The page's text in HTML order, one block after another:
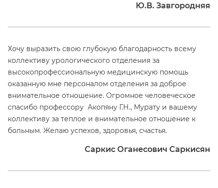
Ю.В. Завгородняя
Хочу выразить свою глубокую благодарность всему
коллективу урологического отделения за
высокопрофессиональную медицинскую помощь
оказанную мне персоналом отделения за доброе
внимательное отношение. Огромное человеческое
спасибо профессору Акопяну Г.Н., Мурату и вашему
коллективу за теплое и внимательное отношение к
больным. Желаю успехов, здоровья, счастья.
Саркис Оганесович Саркисян